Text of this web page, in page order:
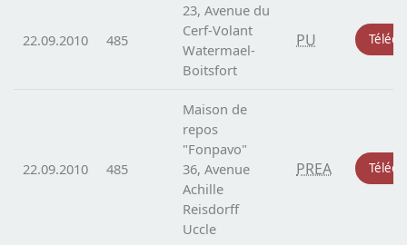
22.09.2010 485
23, Avenue du
Cerf-Volant
Watermael-
Boitsfort
PU
22.09.2010 485
Maison de
repos
"Fonpavo"
36, Avenue
Achille
Reisdorff
Uccle
PREA